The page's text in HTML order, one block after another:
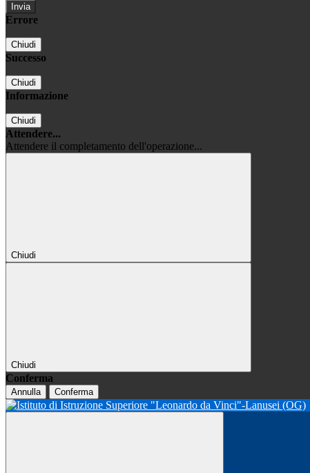
Errore
Chiudi
Successo
Chiudi
Informazione
Chiudi
Attendere...
Attendere il completamento dell'operazione...
Chiudi
Chiudi
Conferma
Annulla Conferma